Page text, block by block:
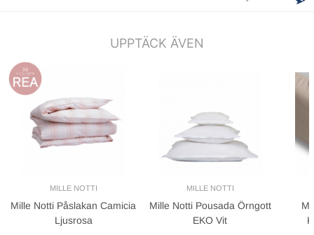
UPPTÄCK ÄVEN
MILLE NOTTI
Mille Notti Påslakan Camicia
Ljusrosa
MILLE NOTTI
Mille Notti Pousada Örngott
EKO Vit